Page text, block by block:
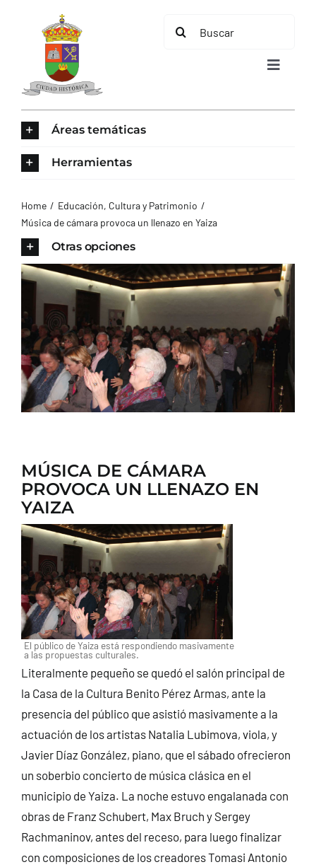
contenido
Buscar:
Toggle
AYUNTAMIENTO
CONTACTO
Áreas temáticas
Herramientas
Home
Educación, Cultura y Patrimonio
Música de cámara provoca un llenazo en Yaiza
Otras opciones
MÚSICA DE CÁMARA
PROVOCA UN LLENAZO EN
YAIZA
El público de Yaiza está respondiendo masivamente
a las propuestas culturales.
Literalmente pequeño se quedó el salón principal de
la Casa de la Cultura Benito Pérez Armas, ante la
presencia del público que asistió masivamente a la
actuación de los artistas Natalia Lubimova, viola, y
Javier Díaz González, piano, que el sábado ofrecieron
un soberbio concierto de música clásica en el
municipio de Yaiza. La noche estuvo engalanada con
obras de Franz Schubert, Max Bruch y Sergey
Rachmaninov, antes del receso, para luego finalizar
con composiciones de los creadores Tomasi Antonio